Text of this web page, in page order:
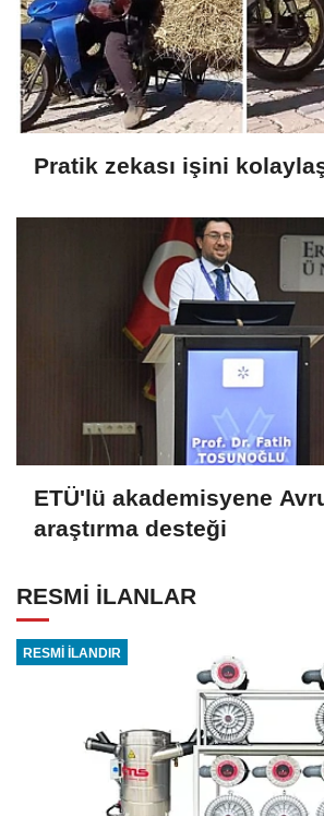
Pratik zekası işini
ETÜ'lü akademisyene
araştırma desteği
RESMİ İLANLAR
RESMİ İLANDIR